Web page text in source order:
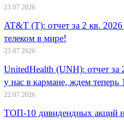
23.07.2026
AT&T (T): отчет за 2 кв.
телеком в мире!
23.07.2026
UnitedHealth (UNH): отчет за
у нас в кармане, ждем теперь
22.07.2026
ТОП-10 дивидендных акций